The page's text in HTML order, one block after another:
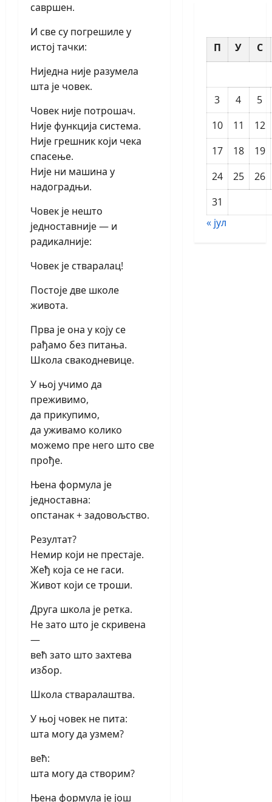
савршен.
И све су погрешиле у
истој тачки:
Ниједна није разумела
шта је човек.
Човек није потрошач.
Није функција система.
Није грешник који чека
спасење.
Није ни машина у
надоградњи.
Човек је нешто
једноставније — и
радикалније:
Човек је стваралац!
Постоје две школе
живота.
Прва је она у коју се
рађамо без питања.
Школа свакодневице.
У њој учимо да
преживимо,
да прикупимо,
да уживамо колико
можемо пре него што све
прође.
Њена формула је
једноставна:
опстанак + задовољство.
Резултат?
Немир који не престаје.
Жеђ која се не гаси.
Живот који се троши.
Друга школа је ретка.
Не зато што је скривена
—
већ зато што захтева
избор.
Школа стваралаштва.
У њој човек не пита:
шта могу да узмем?
већ:
шта могу да створим?
Њена формула је још
П У С
3 4
5
10
11
12
17
18
19
24
25
26
31
« јул